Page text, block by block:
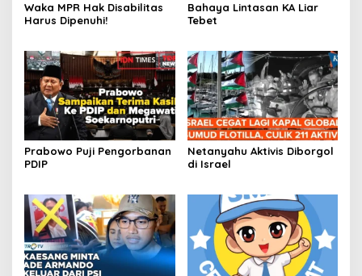
Waka MPR Hak Disabilitas
Harus Dipenuhi!
Bahaya Lintasan KA Liar
Tebet
Prabowo Puji Pengorbanan
PDIP
Netanyahu Aktivis Diborgol
di Israel